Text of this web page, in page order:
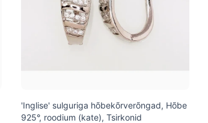
'Inglise' sulguriga hõbekõrverõngad, Hõbe
925°, roodium (kate), Tsirkonid